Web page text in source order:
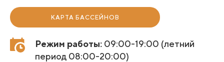
КАРТА БАССЕЙНОВ
Режим работы: 09:00-19:00 (летний
период 08:00-20:00)